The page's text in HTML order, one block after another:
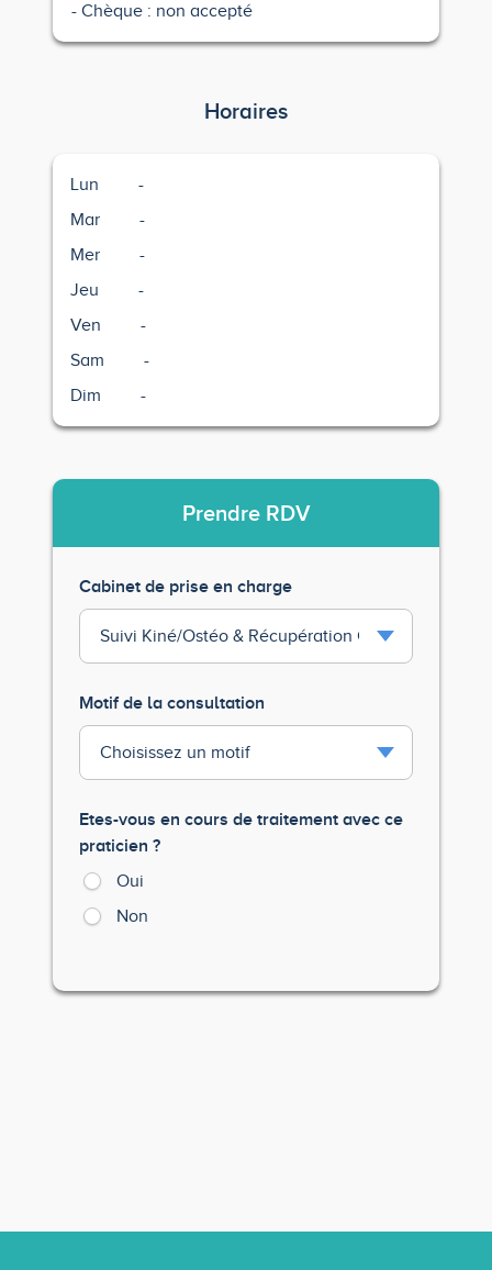
Chèque : non accepté
Horaires
Lun
-
Mar
-
Mer
-
Jeu
-
Ven
-
Sam
-
Dim
-
Prendre RDV
Cabinet de prise en charge
Motif de la consultation
Etes-vous en cours de traitement avec ce
praticien ?
Oui
Non